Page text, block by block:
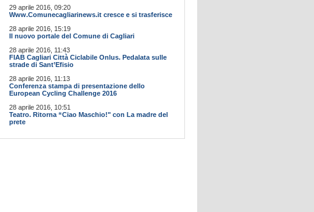
29 aprile 2016, 09:20
Www.Comunecagliarinews.it cresce e si trasferisce
28 aprile 2016, 15:19
Il nuovo portale del Comune di Cagliari
28 aprile 2016, 11:43
FIAB Cagliari Città Ciclabile Onlus. Pedalata sulle
strade di Sant’Efisio
28 aprile 2016, 11:13
Conferenza stampa di presentazione dello
European Cycling Challenge 2016
28 aprile 2016, 10:51
Teatro. Ritorna “Ciao Maschio!" con La madre del
prete